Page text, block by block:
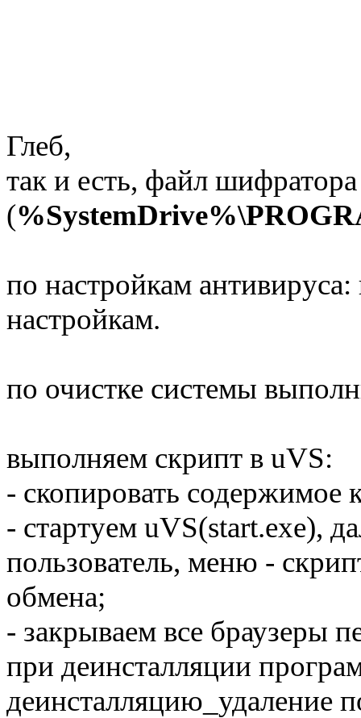
Глеб,
так и есть, файл
(
по настройкам
настройкам.
по очистке системы
выполняем скрипт в uVS:
- скопировать содержимое
- стартуем uVS(start.exe),
пользователь, меню -
обмена;
- закрываем все браузеры
при деинсталляции
деинсталляцию_удаление